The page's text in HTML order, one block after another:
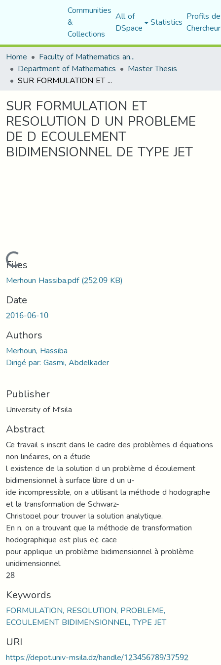
Communities
&
Collections
All of
DSpace Statistics Profils
Home
Faculty of Mathematics and Computer Science
Department of Mathematics Master Thesis
SUR FORMULATION ET RESOLUTION D UN PROBLEME DE D ECOULEMENT BIDIMENSIONNEL DE TYPE JET
SUR FORMULATION ET
RESOLUTION D UN PROBLEME
DE D ECOULEMENT
BIDIMENSIONNEL DE TYPE JET
Loading...
Files
Merhoun Hassiba.pdf(252.09 KB)
Date
2016-06-10
Authors
Merhoun, Hassiba
Dirigé par: Gasmi, Abdelkader
Publisher
University of M'sila
Abstract
Ce travail s inscrit dans le cadre des problèmes d équations
non linéaires, on a étude
l existence de la solution d un problème d écoulement
bidimensionnel à surface libre d un u-
ide incompressible, on a utilisant la méthode d hodographe
et la transformation de Schwarz-
Christo¤el pour trouver la solution analytique.
En n, on a trouvant que la méthode de transformation
hodographique est plus e¢ cace
pour applique un problème bidimensionnel à problème
unidimensionnel.
28
Keywords
FORMULATION, RESOLUTION, PROBLEME,
ECOULEMENT BIDIMENSIONNEL, TYPE JET
URI
https://depot.univ-msila.dz/handle/123456789/37592